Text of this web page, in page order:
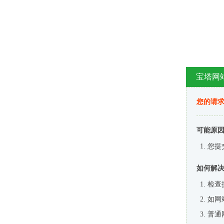
宝塔网
您的请
可能原
您提
如何解
检查
如网
普通